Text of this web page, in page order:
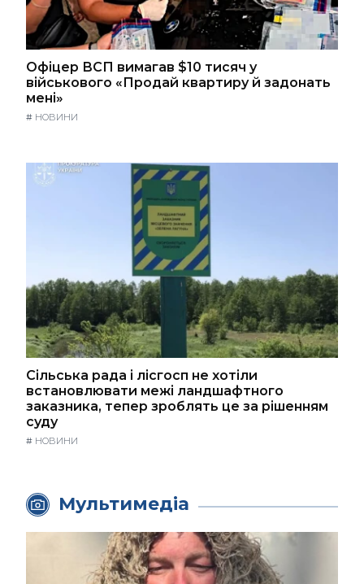
Офіцер ВСП вимагав $10 тисяч у
військового «Продай квартиру й задонать
мені»
# НОВИНИ
Сільська рада і лісгосп не хотіли
встановлювати межі ландшафтного
заказника, тепер зроблять це за рішенням
суду
# НОВИНИ
Мультимедіа